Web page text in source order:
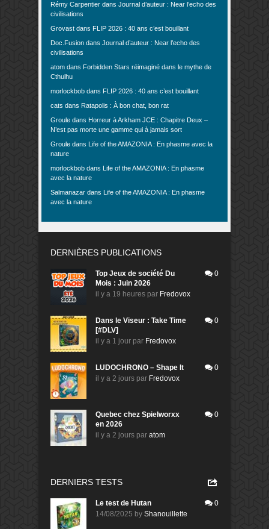
Rémy Carpentier dans Journal d’auteur : Near l’echo des
civilisations
Grovast dans FLIP 2026 : 40 ans c’est bouillant
Doc.Fusion dans Journal d’auteur : Near l’echo des
civilisations
atom dans Forbidden Stars réimaginé dans le mythe de
Cthulhu
morlockbob dans FLIP 2026 : 40 ans c’est bouillant
cats dans Ratapolis : À bon chat, bon rat
Groule dans Horreur à Arkham JCE : Chapitre Deux –
N’est pas morte une gamme qui à jamais sort
Groule dans
Life of the AMAZONIA : En phasme avec la
nature
morlockbob dans
Life of the AMAZONIA : En phasme
avec la nature
Salmanazar dans
Life of the AMAZONIA : En phasme
avec la nature
DERNIÈRES PUBLICATIONS
Top Jeux de société Du
Mois : Juin 2026
il y a 19 heures par Fredovox
0
Dans le Viseur : Take Time
[#DLV]
il y a 1 jour par Fredovox
0
LUDOCHRONO – Shape It
il y a 2 jours par Fredovox
0
Quebec chez Spielworxx
en 2026
il y a 2 jours par atom
0
DERNIERS TESTS
Le test de Hutan
14/08/2025 by Shanouillette
0